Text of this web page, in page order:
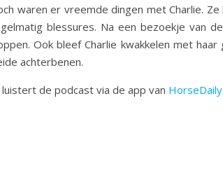
waren er vreemde dingen met Charlie.
blessures. Na een bezoekje van
Ook bleef Charlie kwakkelen met
achterbenen.
luistert de podcast via de app van HorseDaily